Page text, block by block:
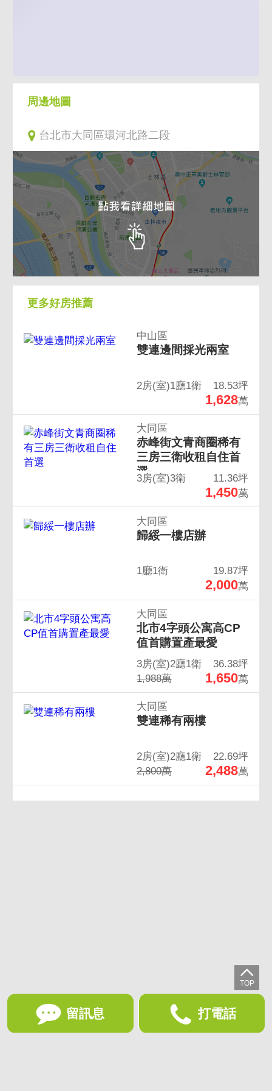
周邊地圖
台北市大同區環河北路二段
更多好房推薦
中山區
雙連邊間採光兩室
2房(室)1廳1衛 18.53坪
1,628萬
大同區
赤峰街文青商圈稀有
三房三衛收租自住首
選
3房(室)3衛 11.36坪
1,450萬
大同區
歸綏一樓店辦
1廳1衛 19.87坪
2,000萬
大同區
北市4字頭公寓高CP
值首購置產最愛
3房(室)2廳1衛
36.38坪
1,988萬
1,650萬
大同區
雙連稀有兩樓
2房(室)2廳1衛
22.69坪
2,800萬
2,488萬
留訊息 打電話